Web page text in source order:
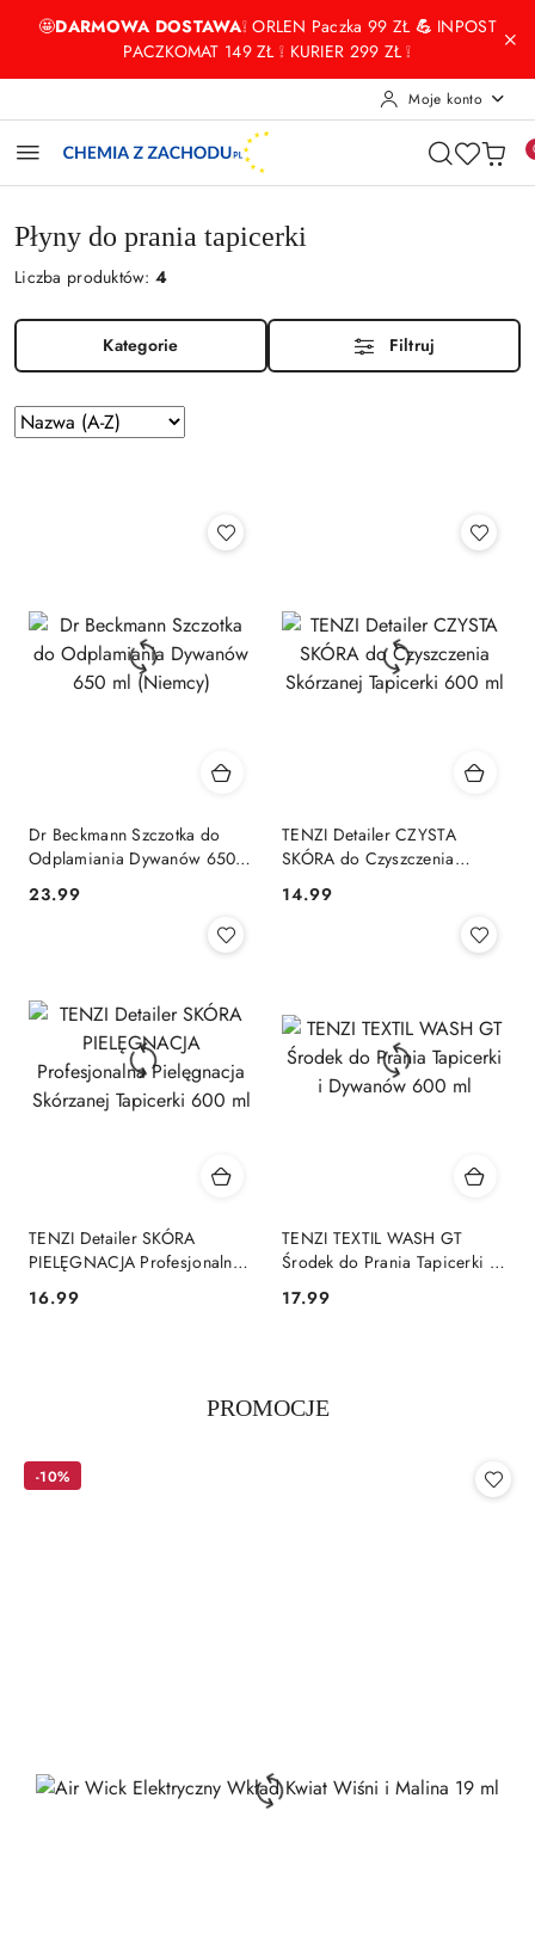
Przejdź do treści głównej
Przejdź do wyszukiwarki
Przejdź do moje konto
Przejdź do menu głównego
Przejdź do stopki
🤩DARMOWA DOSTAWA❕ ORLEN Paczka 99 ZŁ💪 INPOST
PACZKOMAT 149 ZŁ ❕ KURIER 299 ZŁ ❕
Moje konto
Płyny do prania tapicerki
Liczba produktów:4
Kategorie Filtruj
Zastosowano
sortowanie:
Sortuj
według
Dr Beckmann Szczotka do
Odplamiania Dywanów 650
ml (Niemcy)
Cena:
23.99
TENZI Detailer CZYSTA
SKÓRA do Czyszczenia
Skórzanej Tapicerki 600 ml
Cena:
14.99
TENZI Detailer SKÓRA
PIELĘGNACJA Profesjonalna
Tapicerki 600 ml
Cena:
16.99
TENZI TEXTIL WASH GT
Środek do Prania Tapicerki i
Cena:
17.99
Pomiń karuzelę produktów
Produkty
PROMOCJE
-10%